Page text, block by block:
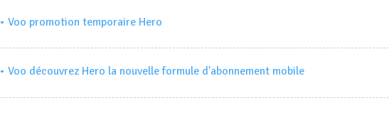
• Voo promotion temporaire Hero
• Voo découvrez Hero la nouvelle formule d'abonnement mobile